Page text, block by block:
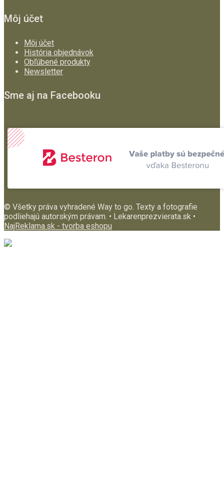
Môj účet
Môj účet
História objednávok
Obľúbené produkty
Newsletter
Sme aj na Facebooku
© Všetky práva vyhradené Way to go. Texty a fotografie
podliehajú autorským právam. • Lekarenprezvierata.sk •
NajReklama.sk - tvorba eshopu